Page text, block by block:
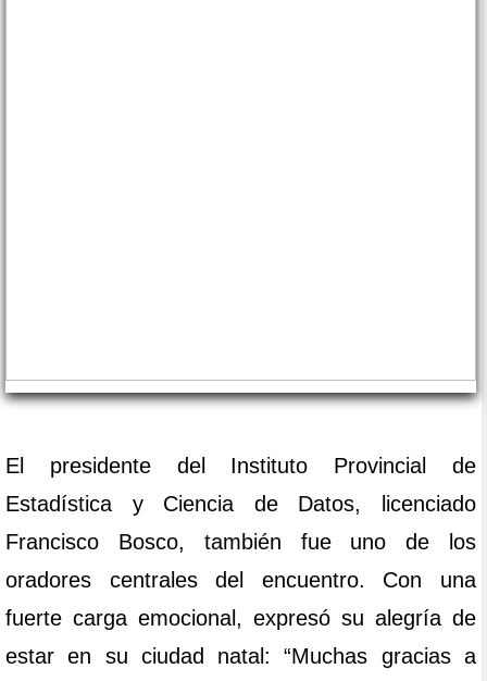
El presidente del Instituto Provincial de
Estadística y Ciencia de Datos, licenciado
Francisco Bosco, también fue uno de los
oradores centrales del encuentro. Con una
fuerte carga emocional, expresó su alegría de
estar en su ciudad natal: “Muchas gracias a